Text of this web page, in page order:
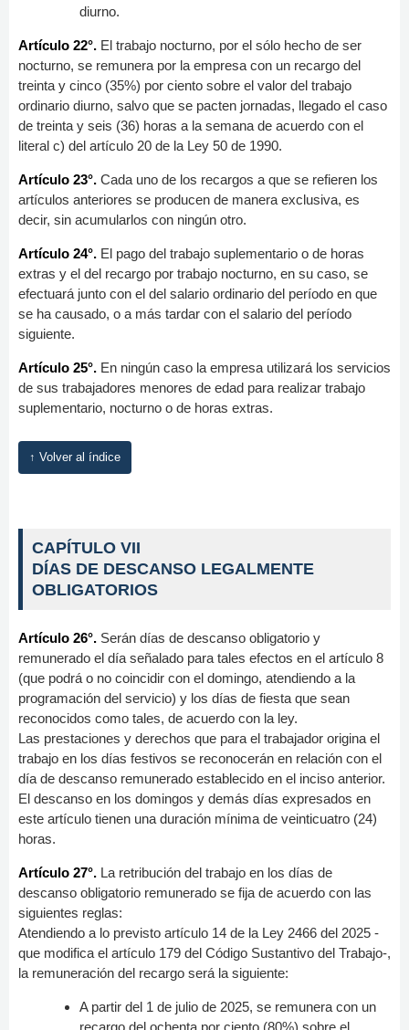
diurno.
Artículo 22°. El trabajo nocturno, por el sólo hecho de ser
nocturno, se remunera por la empresa con un recargo del
treinta y cinco (35%) por ciento sobre el valor del trabajo
ordinario diurno, salvo que se pacten jornadas, llegado el caso
de treinta y seis (36) horas a la semana de acuerdo con el
literal c) del artículo 20 de la Ley 50 de 1990.
Artículo 23°. Cada uno de los recargos a que se refieren los
artículos anteriores se producen de manera exclusiva, es
decir, sin acumularlos con ningún otro.
Artículo 24°. El pago del trabajo suplementario o de horas
extras y el del recargo por trabajo nocturno, en su caso, se
efectuará junto con el del salario ordinario del período en que
se ha causado, o a más tardar con el salario del período
siguiente.
Artículo 25°. En ningún caso la empresa utilizará los servicios
de sus trabajadores menores de edad para realizar trabajo
suplementario, nocturno o de horas extras.
↑ Volver al índice
CAPÍTULO VII
DÍAS DE DESCANSO LEGALMENTE
OBLIGATORIOS
Artículo 26°. Serán días de descanso obligatorio y
remunerado el día señalado para tales efectos en el artículo 8
(que podrá o no coincidir con el domingo, atendiendo a la
programación del servicio) y los días de fiesta que sean
reconocidos como tales, de acuerdo con la ley.
Las prestaciones y derechos que para el trabajador origina el
trabajo en los días festivos se reconocerán en relación con el
día de descanso remunerado establecido en el inciso anterior.
El descanso en los domingos y demás días expresados en
este artículo tienen una duración mínima de veinticuatro (24)
horas.
Artículo 27°. La retribución del trabajo en los días de
descanso obligatorio remunerado se fija de acuerdo con las
siguientes reglas:
Atendiendo a lo previsto artículo 14 de la Ley 2466 del 2025 -
que modifica el artículo 179 del Código Sustantivo del Trabajo-,
la remuneración del recargo será la siguiente:
A partir del 1 de julio de 2025, se remunera con un
recargo del ochenta por ciento (80%) sobre el